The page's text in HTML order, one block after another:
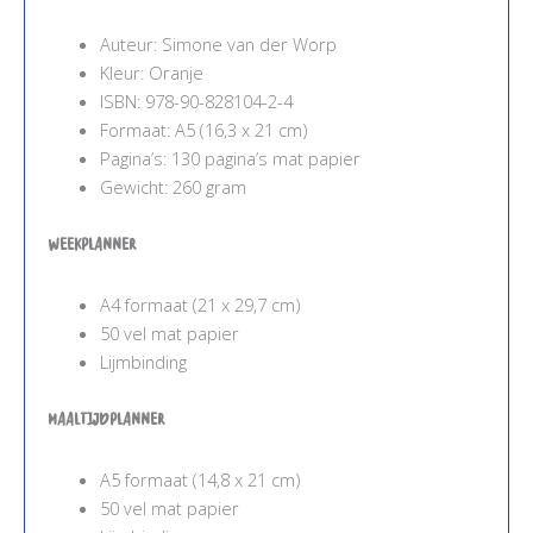
Auteur: Simone van der Worp
Kleur: Oranje
ISBN: 978-90-828104-2-4
Formaat: A5 (16,3 x 21 cm)
Pagina’s: 130 pagina’s mat papier
Gewicht: 260 gram
Weekplanner
A4 formaat (21 x 29,7 cm)
50 vel mat papier
Lijmbinding
Maaltijdplanner
A5 formaat (14,8 x 21 cm)
50 vel mat papier